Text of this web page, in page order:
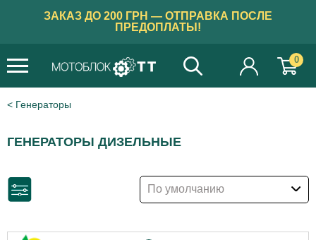
ЗАКАЗ ДО 200 ГРН — ОТПРАВКА ПОСЛЕ
ПРЕДОПЛАТЫ!
0
Генераторы
ГЕНЕРАТОРЫ ДИЗЕЛЬНЫЕ
По умолчанию